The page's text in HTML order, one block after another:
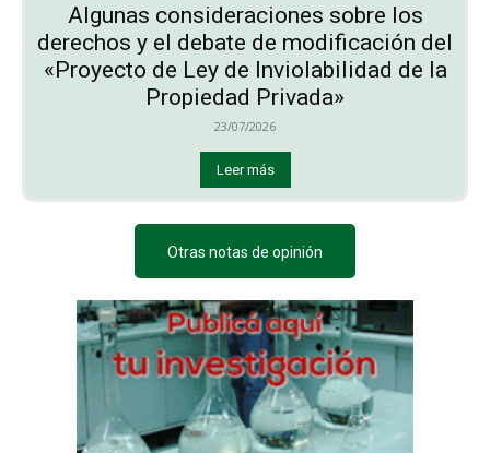
Algunas consideraciones sobre los
derechos y el debate de modificación del
«Proyecto de Ley de Inviolabilidad de la
Propiedad Privada»
23/07/2026
Leer más
Otras notas de opinión